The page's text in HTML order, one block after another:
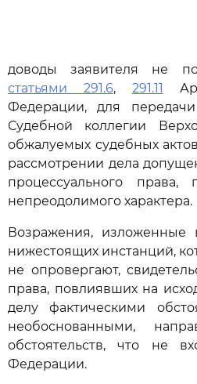
доводы заявителя не
статьями 291.6, 291.11
Федерации, для
Судебной коллегии
обжалуемых судебных
рассмотрении дела
процессуального
непреодолимого характера.
Возражения, изложенные
нижестоящих инстанций,
не опровергают,
права, повлиявших на
делу фактическими
необоснованными,
обстоятельств, что не
Федерации.